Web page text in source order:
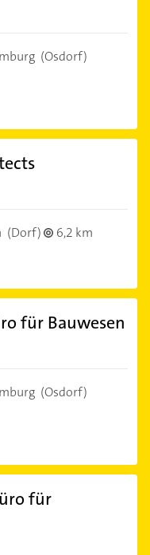
(Osdorf)
(Dorf)
6,2 km
für Bauwesen
(Osdorf)
für